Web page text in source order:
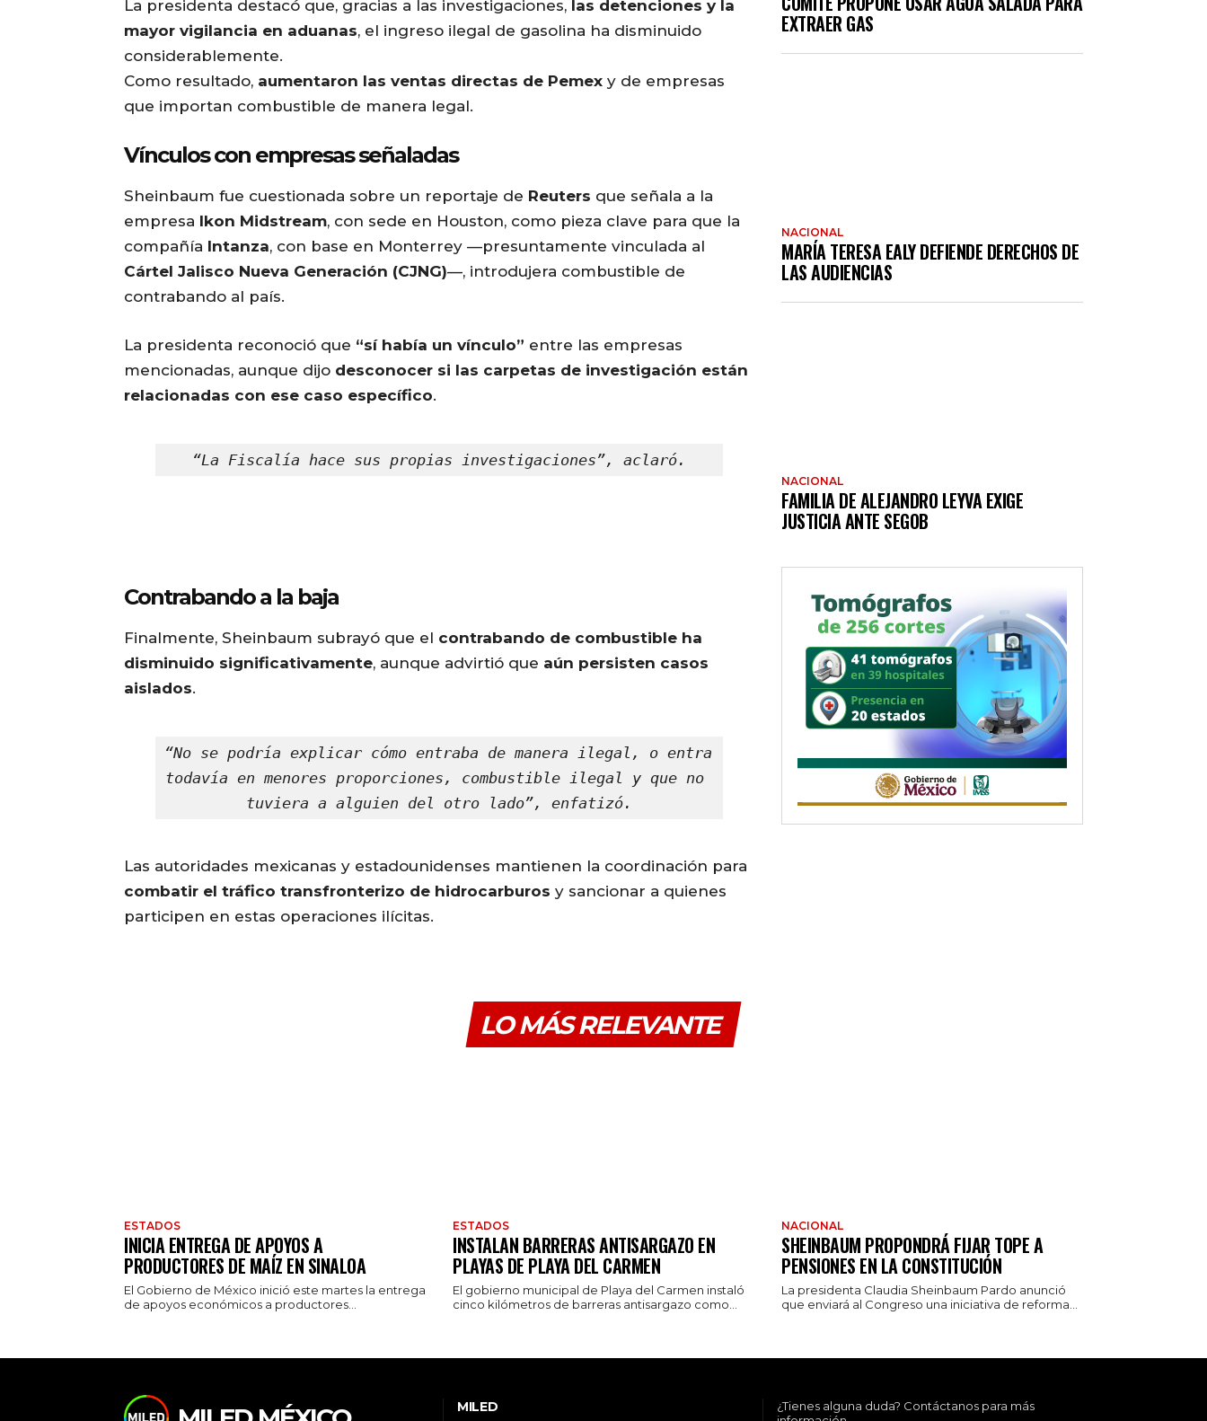
La presidenta destacó que, gracias a las investigaciones, las detenciones y la
mayor vigilancia en aduanas, el ingreso ilegal de gasolina ha disminuido
considerablemente.
Como resultado, aumentaron las ventas directas de Pemex y de empresas
que importan combustible de manera legal.
Vínculos con empresas señaladas
Sheinbaum fue cuestionada sobre un reportaje de Reuters que señala a la
empresa Ikon Midstream, con sede en Houston, como pieza clave para que la
compañía Intanza, con base en Monterrey —presuntamente vinculada al
Cártel Jalisco Nueva Generación (CJNG)—, introdujera combustible de
contrabando al país.
La presidenta reconoció que “sí había un vínculo” entre las empresas
mencionadas, aunque dijo desconocer si las carpetas de investigación están
relacionadas con ese caso específico.
“La Fiscalía hace sus propias investigaciones”, aclaró.
Contrabando a la baja
Finalmente, Sheinbaum subrayó que el contrabando de combustible ha
disminuido significativamente, aunque advirtió que aún persisten casos
aislados.
“No se podría explicar cómo entraba de manera ilegal, o entra
todavía en menores proporciones, combustible ilegal y que no
tuviera a alguien del otro lado”, enfatizó.
Las autoridades mexicanas y estadounidenses mantienen la coordinación para
combatir el tráfico transfronterizo de hidrocarburos y sancionar a quienes
participen en estas operaciones ilícitas.
EXTRAER GAS
NACIONAL
MARÍA TERESA EALY DEFIENDE DERECHOS DE
LAS AUDIENCIAS
NACIONAL
FAMILIA DE ALEJANDRO LEYVA EXIGE
JUSTICIA ANTE SEGOB
LO MÁS RELEVANTE
ESTADOS
INICIA ENTREGA DE APOYOS A
PRODUCTORES DE MAÍZ EN SINALOA
El Gobierno de México inició este martes la entrega
de apoyos económicos a productores...
ESTADOS
INSTALAN BARRERAS ANTISARGAZO EN
PLAYAS DE PLAYA DEL CARMEN
El gobierno municipal de Playa del Carmen instaló
cinco kilómetros de barreras antisargazo como...
NACIONAL
SHEINBAUM PROPONDRÁ FIJAR TOPE A
PENSIONES EN LA CONSTITUCIÓN
La presidenta Claudia Sheinbaum Pardo anunció
que enviará al Congreso una iniciativa de reforma...
MILED
¿Tienes alguna duda? Contáctanos para más